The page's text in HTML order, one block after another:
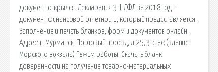
документ открылся. Декларация 3-НДФЛ за 2018 год –
документ финансовой отчетности, который предоставляется.
Заполнение и печать бланков, форм и документов онлайн.
Адрес: г. Мурманск, Портовый проезд, д.25, 3 этаж (здание
Морского вокзала) Режим работы. Скачать бланк
доверенности на получение товарно-материальных